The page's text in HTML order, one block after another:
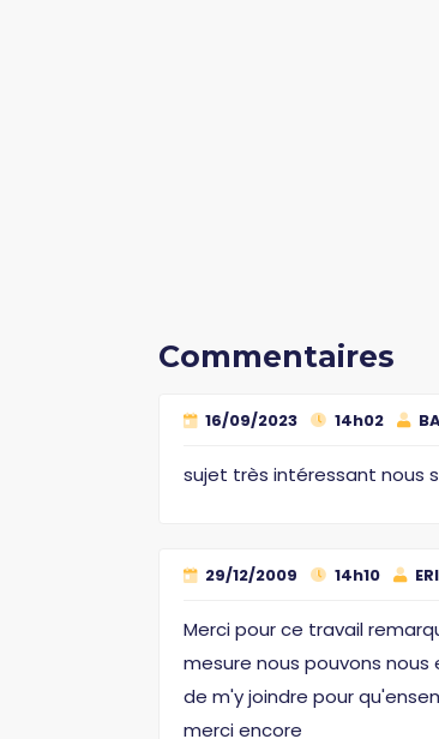
Commentaires
16/09/2023 14h02
sujet très intéressant nous
29/12/2009 14h10
Merci pour ce travail
mesure nous pouvons
de m'y joindre pour
merci encore